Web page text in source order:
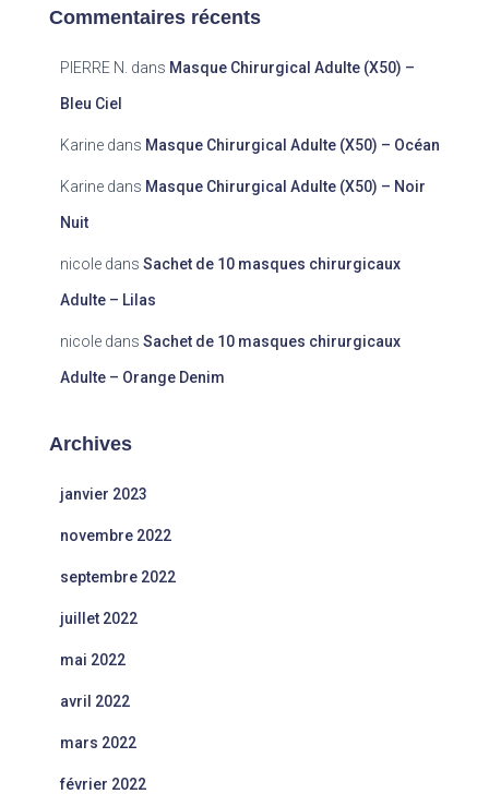
Commentaires récents
PIERRE N. dans Masque Chirurgical Adulte (X50) –
Bleu Ciel
Karine dans Masque Chirurgical Adulte (X50) – Océan
Karine dans Masque Chirurgical Adulte (X50) – Noir
Nuit
nicole dans Sachet de 10 masques chirurgicaux
Adulte – Lilas
nicole dans Sachet de 10 masques chirurgicaux
Adulte – Orange Denim
Archives
janvier 2023
novembre 2022
septembre 2022
juillet 2022
mai 2022
avril 2022
mars 2022
février 2022